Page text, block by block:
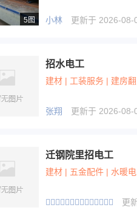
5图 小林 更新于 2026-08-
招水电工
建材 | 工装服务 | 建房
张翔 更新于 2026-08-
迁钢院里招电工
建材 | 五金配件 | 水暖
龙⃕⃕腾⃕⃕云⃕⃕上⃕⃕海⃕ 更